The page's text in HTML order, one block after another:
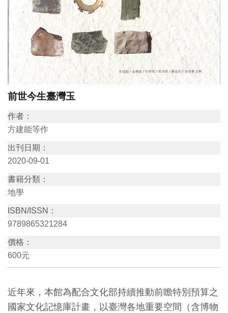
訊
教
育
活
動
出
版
創
典
研
究
便
服
務
前世今生臺灣玉
作者：
方建能等作
出刊日期：
2020-09-01
書籍分類：
地學
ISBN/ISSN：
9789865321284
價格：
600元
近年來，本館為配合文化部持續推動前瞻特別預算之
國家文化記憶庫計畫，以臺灣各地重要空間（含博物